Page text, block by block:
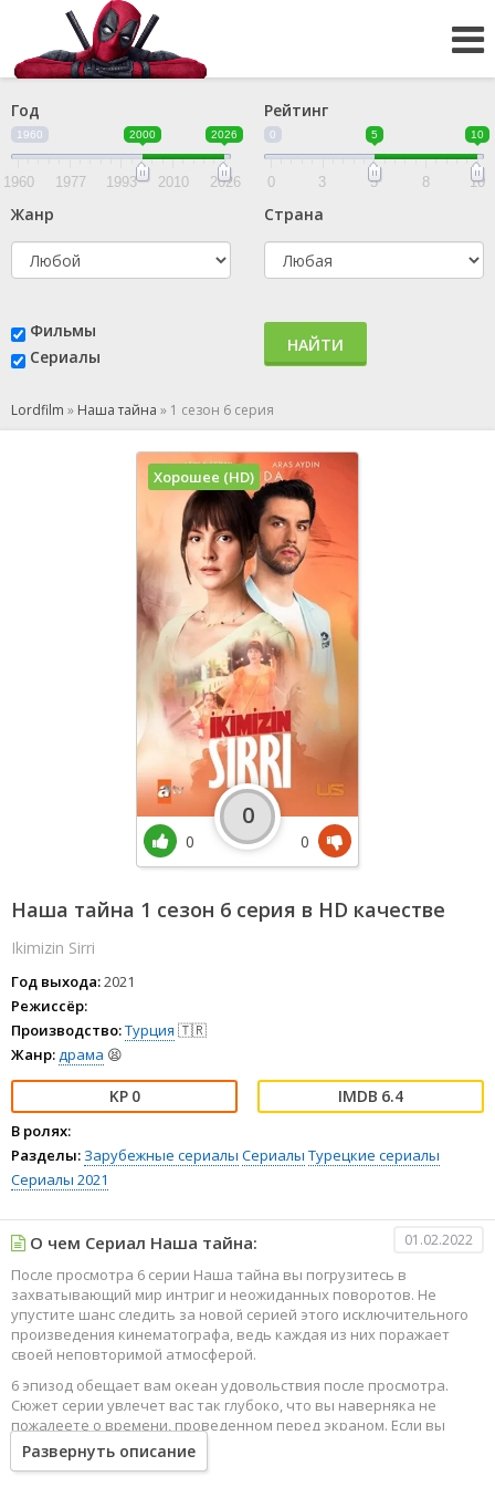
Год
1960 2000 2026
1960 1977 1993 2010 2026
Рейтинг
0 5 10
0 3 5 8 10
Жанр Страна
Фильмы
Сериалы
НАЙТИ
Lordfilm » Наша тайна » 1 сезон 6 серия
Наша тайна 1 сезон 6 серия в HD качестве
Ikimizin Sirri
Год выхода:2021
Режиссёр:
Производство:Турция 🇹🇷
Жанр:драма 😫
0 6.4
В ролях:
Разделы: Зарубежные сериалы Сериалы Турецкие сериалы
Сериалы 2021
Хорошее (HD)
0
0
0
О чем Сериал Наша тайна: 01.02.2022
После просмотра 6 серии Наша тайна вы погрузитесь в
захватывающий мир интриг и неожиданных поворотов. Не
упустите шанс следить за новой серией этого исключительного
произведения кинематографа, ведь каждая из них поражает
своей неповторимой атмосферой.
6 эпизод обещает вам океан удовольствия после просмотра.
Сюжет серии увлечет вас так глубоко, что вы наверняка не
пожалеете о времени, проведенном перед экраном. Если вы
жаждете наслаждаться онлайн этим сериалом в высоком
качестве HD, то ваш выбор будет весьма правильным. Каждый
Развернуть описание